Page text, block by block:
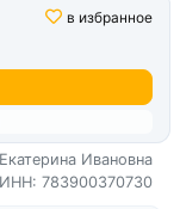
в избранное
Ивановна
ИНН: 783900370730